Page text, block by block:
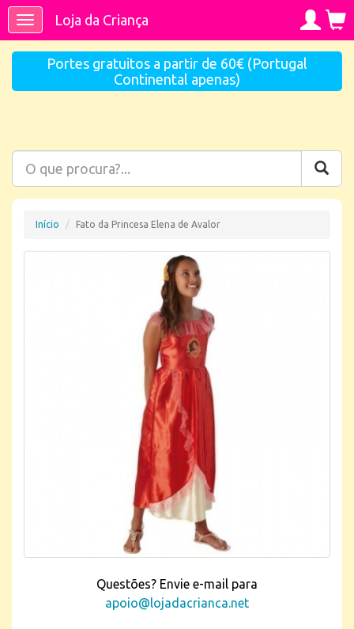
ToggleLoja da Criança
Portes gratuitos a partir de 60€ (Portugal
Continental apenas)
Início Fato da Princesa Elena de Avalor
Questões? Envie e-mail para
apoio@lojadacrianca.net